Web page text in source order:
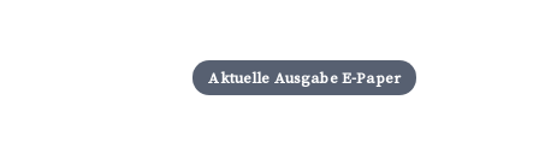
Aktuelle Ausgabe E-Paper